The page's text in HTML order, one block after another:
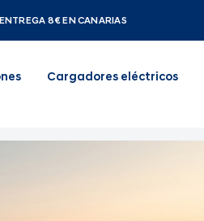
8€ EN CANARIAS
Cargadores eléctricos